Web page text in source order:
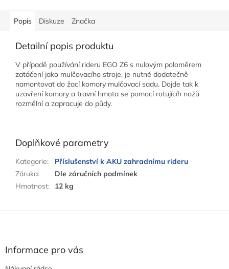
Popis Diskuze Značka
Detailní popis produktu
V případě používání rideru EGO Z6 s nulovým poloměrem
zatáčení jako mulčovacího stroje, je nutné dodatečně
namontovat do žací komory mulčovací sadu. Dojde tak k
uzavření komory a travní hmota se pomocí rotujícíh nožů
rozmělní a zapracuje do půdy.
Doplňkové parametry
Kategorie:
Příslušenství k AKU zahradnímu rideru
Záruka:
Dle záručních podmínek
Hmotnost: 12 kg
Informace pro vás